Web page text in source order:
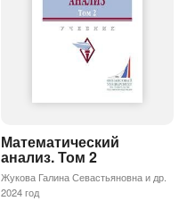
Математический
анализ. Том 2
Жукова Галина Севастьяновна и др.
2024 год